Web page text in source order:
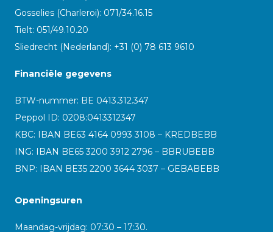
Gosselies (Charleroi): 071/34.16.15
Tielt: 051/49.10.20
Sliedrecht (Nederland): +31 (0) 78 613 9610
Financiële gegevens
BTW-nummer: BE 0413.312.347
Peppol ID: 0208:0413312347
KBC: IBAN BE63 4164 0993 3108 – KREDBEBB
ING: IBAN BE65 3200 3912 2796 – BBRUBEBB
BNP: IBAN BE35 2200 3644 3037 – GEBABEBB
Openingsuren
Maandag-vrijdag: 07:30 – 17:30.